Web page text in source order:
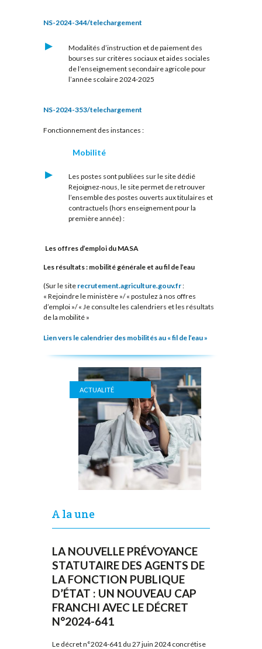
NS-2024-344/telechargement
Modalités d’instruction et de paiement des
bourses sur critères sociaux et aides sociales
de l’enseignement secondaire agricole pour
l’année scolaire 2024-2025
NS-2024-353/telechargement
Fonctionnement des instances :
Mobilité
Les postes sont publiées sur le site dédié
Rejoignez-nous, le site permet de retrouver
l’ensemble des postes ouverts aux titulaires et
contractuels (hors enseignement pour la
première année) :
Les offres d’emploi du MASA
Les résultats : mobilité générale et au fil de l’eau
(Sur le site recrutement.agriculture.gouv.fr:
« Rejoindre le ministère »/ « postulez à nos offres
d’emploi »/ « Je consulte les calendriers et les résultats
de la mobilité »
Lien vers le calendrier des mobilités au « fil de l’eau »
ACTUALITÉ
A la une
LA NOUVELLE PRÉVOYANCE
STATUTAIRE DES AGENTS DE
LA FONCTION PUBLIQUE
D’ÉTAT : UN NOUVEAU CAP
FRANCHI AVEC LE DÉCRET
N°2024-641
Le décret n°2024-641 du 27 juin 2024 concrétise